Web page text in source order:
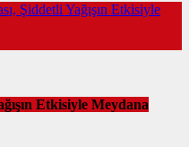
Şiddetli Yağışın Etkisiyle
Etkisiyle Meydana